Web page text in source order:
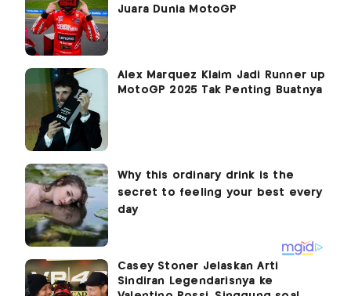
Juara Dunia MotoGP
Alex Marquez Klaim Jadi Runner up
MotoGP 2025 Tak Penting Buatnya
Casey Stoner Jelaskan Arti
Sindiran Legendarisnya ke